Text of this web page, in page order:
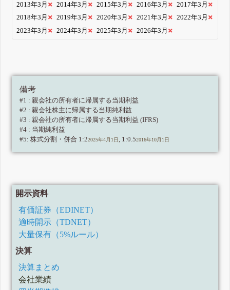
2013年3月
2014年3月 2015年3月 2016年3月
2017年3月
2018年3月
2019年3月 2020年3月 2021年3月
2022年3月
2023年3月
2024年3月 2025年3月 2026年3月
備考
#1 : 親会社の所有者に帰属する当期利益
#2 : 親会社株主に帰属する当期純利益
#3 : 親会社の所有者に帰属する当期利益 (IFRS)
#4 : 当期純利益
#5: 株式分割・併合 1:22025年4月1日 , 1:0.52016年10月1日
開示資料
有価証券（EDINET）
適時開示（TDNET）
大量保有（5%ルール）
決算
決算まとめ
会社業績